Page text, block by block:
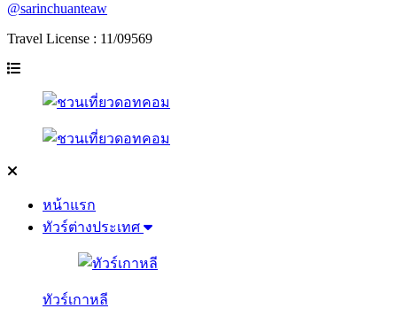
@sarinchuanteaw
Travel License : 11/09569
หน้าแรก
ทัวร์ต่างประเทศ
ทัวร์เกาหลี